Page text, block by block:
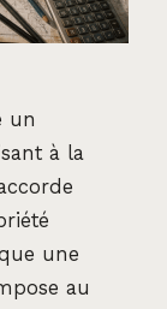
un
à la
une
au